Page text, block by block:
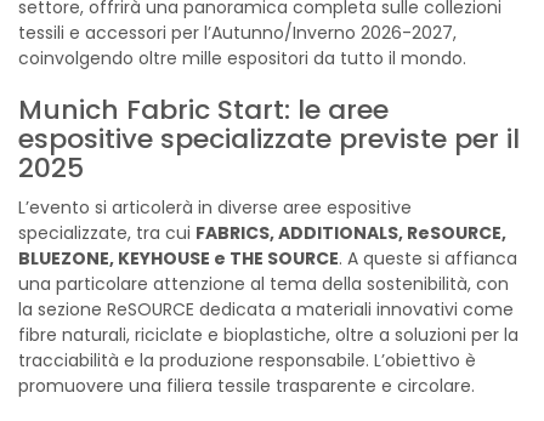
settore, offrirà una panoramica completa sulle collezioni
tessili e accessori per l’Autunno/Inverno 2026-2027,
coinvolgendo oltre mille espositori da tutto il mondo.
Munich Fabric Start: le aree
espositive specializzate previste per il
2025
L’evento si articolerà in diverse aree espositive
specializzate, tra cui FABRICS, ADDITIONALS, ReSOURCE,
BLUEZONE, KEYHOUSE e THE SOURCE. A queste si affianca
una particolare attenzione al tema della sostenibilità, con
la sezione ReSOURCE dedicata a materiali innovativi come
fibre naturali, riciclate e bioplastiche, oltre a soluzioni per la
tracciabilità e la produzione responsabile. L’obiettivo è
promuovere una filiera tessile trasparente e circolare.